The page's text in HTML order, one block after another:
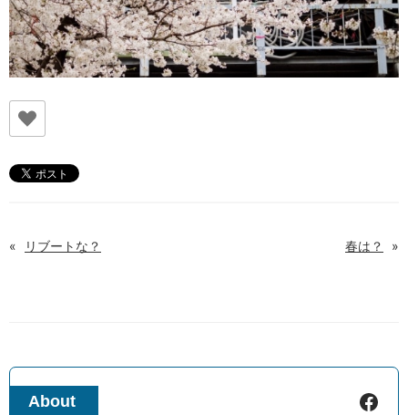
« リブートな？ 春は？ »
About Facebook